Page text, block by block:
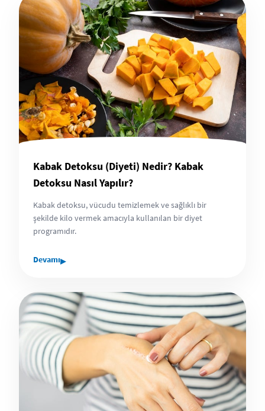
Kabak Detoksu (Diyeti) Nedir? Kabak
Detoksu Nasıl Yapılır?
Kabak detoksu, vücudu temizlemek ve sağlıklı bir
şekilde kilo vermek amacıyla kullanılan bir diyet
programıdır.
Devamı▸